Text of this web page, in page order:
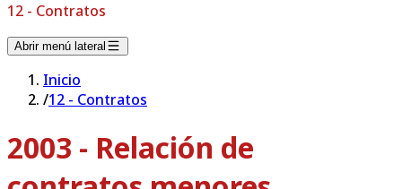
12 - Contratos
Abrir menú lateral
Inicio
/12 - Contratos
2003 - Relación de